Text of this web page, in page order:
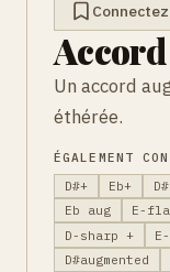
Un accord
éthérée.
ÉGALEMENT
D#+
Eb+
Eb aug
E-
D-sharp +
D#augmented